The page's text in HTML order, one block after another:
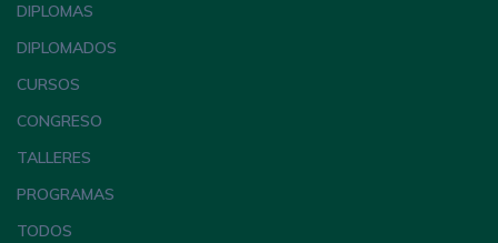
DIPLOMAS
DIPLOMADOS
CURSOS
CONGRESO
TALLERES
PROGRAMAS
TODOS